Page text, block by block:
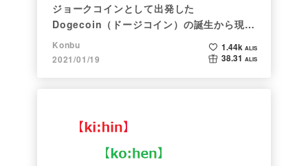
ジョークコインとして出発した
Dogecoin（ドージコイン）の誕生から現在
まで。注目される非証券性🐶
Konbu
2021/01/19
1.44k ALIS
38.31 ALIS